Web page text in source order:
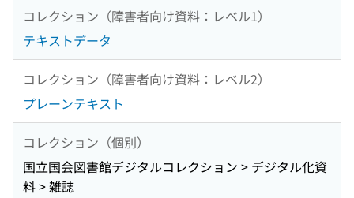
コレクション（障害者向け資料：レベル1）
テキストデータ
コレクション（障害者向け資料：レベル2）
プレーンテキスト
コレクション（個別）
国立国会図書館デジタルコレクション > デジタル化資
料 > 雑誌